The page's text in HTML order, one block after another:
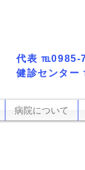
​健診センター
代表​ ℡0985-
病院について